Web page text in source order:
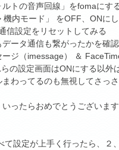
ルトの音声回線」をfomaにす
機内モード」 をOFF、ONに
信設定をリセットしてみる
データ通信も繋がったかを確認
ージ（imessage） ＆
の設定画面はONにする以外
わってるのも無視してさっさ
ったらおめでとうございます
て設定が上手く行ったら、２